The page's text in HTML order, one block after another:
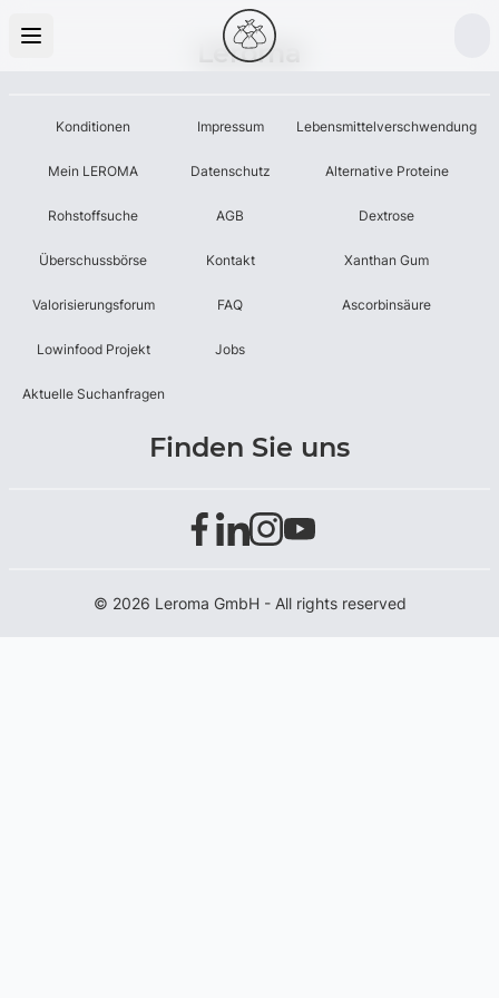
Leroma
Konditionen
Mein LEROMA
Rohstoffsuche
Überschussbörse
Valorisierungsforum
Lowinfood Projekt
Aktuelle Suchanfragen
Impressum
Datenschutz
AGB
Kontakt
FAQ
Jobs
Lebensmittelverschwendung
Alternative Proteine
Dextrose
Xanthan Gum
Ascorbinsäure
Finden Sie uns
© 2026 Leroma GmbH - All rights reserved